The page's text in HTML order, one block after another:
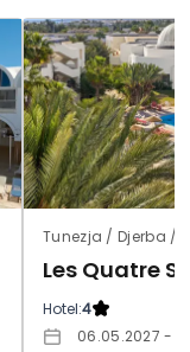
Tunezja / Djerba /
Hotel:4
06.05.2027 -